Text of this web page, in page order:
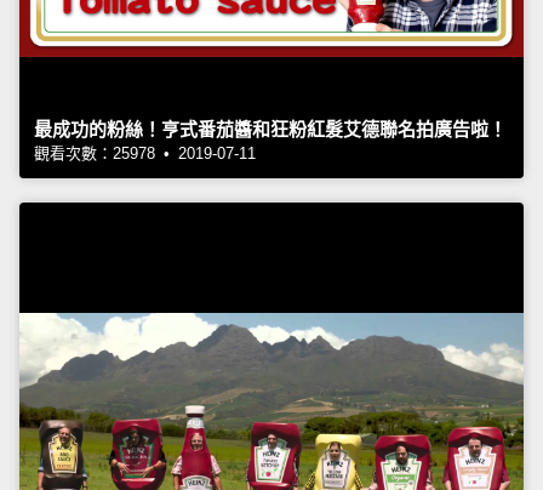
最成功的粉絲！亨式番茄醬和狂粉紅髮艾德聯名拍廣告啦！
觀看次數：25978 • 2019-07-11